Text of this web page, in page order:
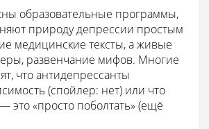
образовательные программы,
природу депрессии простым
медицинские тексты, а живые
развенчание мифов. Многие
что антидепрессанты
(спойлер: нет) или что
это «просто поболтать» (ещё